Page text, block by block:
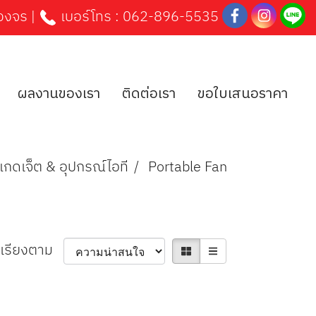
จร | เบอร์โทร : 062-896-5535
ผลงานของเรา ติดต่อเรา ขอใบเสนอราคา
ดเจ็ต & อุปกรณ์ไอที Portable Fan
เรียงตาม